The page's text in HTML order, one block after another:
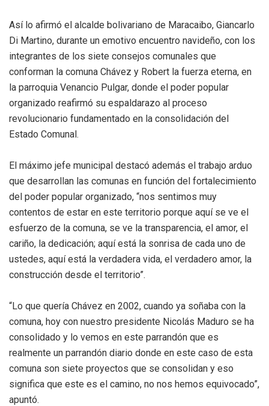
Así lo afirmó el alcalde bolivariano de Maracaibo, Giancarlo
Di Martino, durante un emotivo encuentro navideño, con los
integrantes de los siete consejos comunales que
conforman la comuna Chávez y Robert la fuerza eterna, en
la parroquia Venancio Pulgar, donde el poder popular
organizado reafirmó su espaldarazo al proceso
revolucionario fundamentado en la consolidación del
Estado Comunal.
El máximo jefe municipal destacó además el trabajo arduo
que desarrollan las comunas en función del fortalecimiento
del poder popular organizado, “nos sentimos muy
contentos de estar en este territorio porque aquí se ve el
esfuerzo de la comuna, se ve la transparencia, el amor, el
cariño, la dedicación; aquí está la sonrisa de cada uno de
ustedes, aquí está la verdadera vida, el verdadero amor, la
construcción desde el territorio”.
“Lo que quería Chávez en 2002, cuando ya soñaba con la
comuna, hoy con nuestro presidente Nicolás Maduro se ha
consolidado y lo vemos en este parrandón que es
realmente un parrandón diario donde en este caso de esta
comuna son siete proyectos que se consolidan y eso
significa que este es el camino, no nos hemos equivocado”,
apuntó.